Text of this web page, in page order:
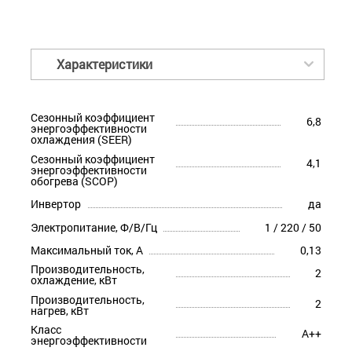
Характеристики
Сезонный коэффициент
энергоэффективности
охлаждения (SEER)
6,8
Сезонный коэффициент
энергоэффективности
обогрева (SCOP)
4,1
Инвертор
да
Электропитание, Ф/В/Гц
1 / 220 / 50
Максимальный ток, А
0,13
Производительность,
охлаждение, кВт
2
Производительность,
нагрев, кВт
2
Класс
энергоэффективности
A++